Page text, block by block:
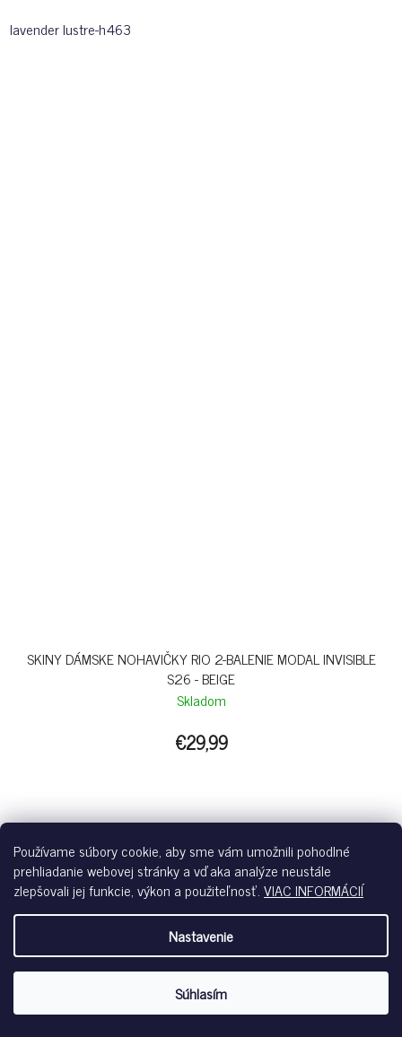
Používame súbory cookie, aby sme vám umožnili pohodlné
prehliadanie webovej stránky a vďaka analýze neustále
zlepšovali jej funkcie, výkon a použiteľnosť.VIAC INFORMÁCIÍ
Nastavenie
Súhlasím
lavender lustre-h463
SKINY DÁMSKE NOHAVIČKY RIO 2-BALENIE MODAL INVISIBLE
S26 - BEIGE
Skladom
€29,99
beige-A065